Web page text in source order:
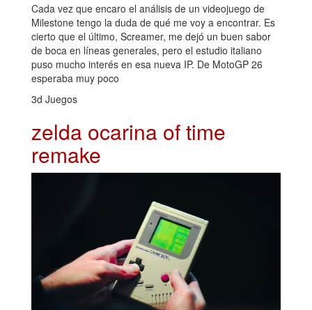
Cada vez que encaro el análisis de un videojuego de
Milestone tengo la duda de qué me voy a encontrar. Es
cierto que el último, Screamer, me dejó un buen sabor
de boca en líneas generales, pero el estudio italiano
puso mucho interés en esa nueva IP. De MotoGP 26
esperaba muy poco
3d Juegos
zelda ocarina of time
remake